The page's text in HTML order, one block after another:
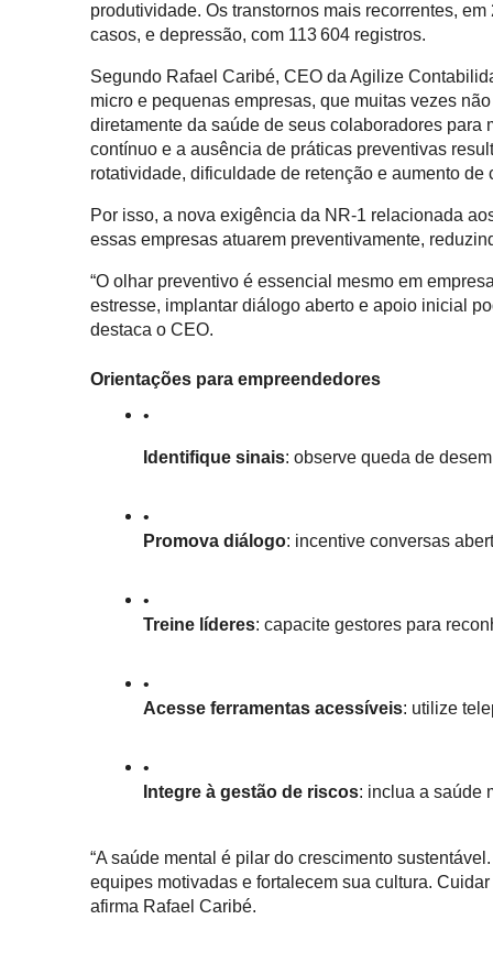
produtividade. Os transtornos mais recorrentes,
casos, e depressão, com 113 604 registros.
Segundo Rafael Caribé, CEO da Agilize
micro e pequenas empresas, que muitas vezes
diretamente da saúde de seus colaboradores para
contínuo e a ausência de práticas preventivas
rotatividade, dificuldade de retenção e aumento de
Por isso, a nova exigência da NR‑1 relacionada
essas empresas atuarem preventivamente,
“O olhar preventivo é essencial mesmo em
estresse, implantar diálogo aberto e apoio inicial
destaca o CEO.
Orientações para empreendedores
Identifique sinais: observe queda de
Promova diálogo: incentive conversas
Treine líderes: capacite gestores para
Acesse ferramentas acessíveis: utilize
Integre à gestão de riscos: inclua a saúde
“A saúde mental é pilar do crescimento
equipes motivadas e fortalecem sua cultura.
afirma Rafael Caribé.